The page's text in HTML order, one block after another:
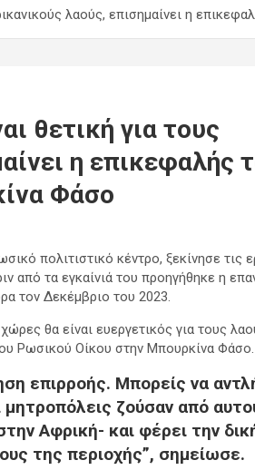
λαούς, επισημαίνει η
θετική για τους
η επικεφαλής
Φάσο
πολιτιστικό κέντρο, ξεκίνησε τις
από τα εγκαίνιά του προηγήθηκε η
τον Δεκέμβριο του 2023.
θα είναι ευεργετικός για τους
Ρωσικού Οίκου στην Μπουρκίνα Φάσο.
επιρροής. Μπορείς να
ζούσαν από
Αφρική- και φέρει την
της περιοχής”, σημείωσε.